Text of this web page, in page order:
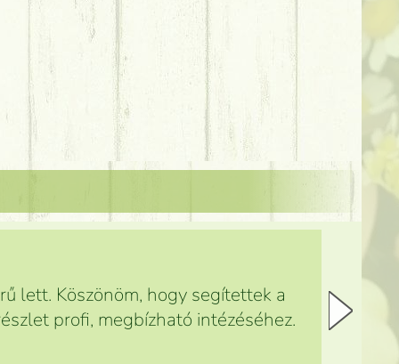
lett. Köszönöm, hogy segítettek a
profi, megbízható intézéséhez.